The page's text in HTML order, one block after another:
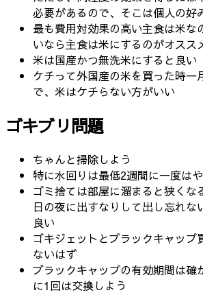
必要があるので、そこは個人の好
最も費用対効果の高い主食は米な
いなら主食は米にするのがオスス
米は国産かつ無洗米にすると良い
ケチって外国産の米を買った時一
で、米はケチらない方がいい
ゴキブリ問題
ちゃんと掃除しよう
特に水回りは最低2週間に一度は
ゴミ捨ては部屋に溜まると狭くな
日の夜に出すなりして出し忘れな
良い
ゴキジェットとブラックキャップ
ないはず
ブラックキャップの有効期間は確
に1回は交換しよう